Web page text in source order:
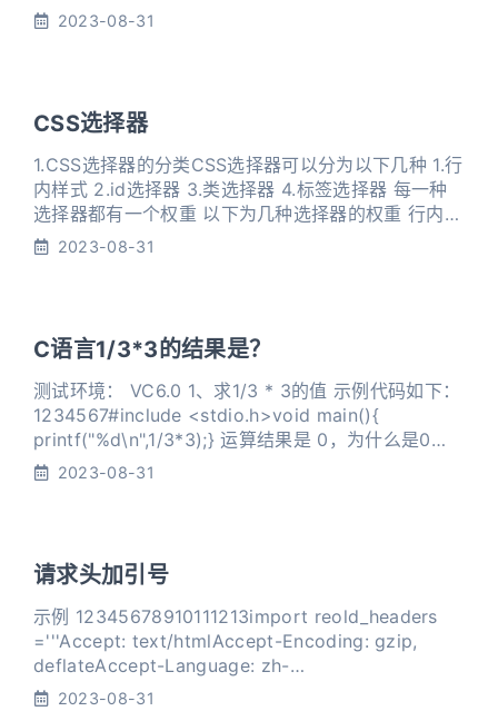
function Person(name, age){ let obj = {}
2023-08-31
CSS选择器
1.CSS选择器的分类CSS选择器可以分为以下几种 1.行
内样式 2.id选择器 3.类选择器 4.标签选择器 每一种
选择器都有一个权重 以下为几种选择器的权重 行内选
择器（1 0 0 0） id选择器 （0 1 0 0） 类选择器 （0
2023-08-31
C语言1/3*3的结果是？
测试环境： VC6.0 1、求1/3 * 3的值 示例代码如下：
1234567#include <stdio.h>void main(){
printf("%d\n",1/3*3);} 运算结果是 0，为什么是0
呢？ 1/3*3 表达式 先计算1/3，两边都是整型，其结
2023-08-31
请求头加引号
示例 12345678910111213import reold_headers
='''Accept: text/htmlAccept-Encoding: gzip,
deflateAccept-Language: zh-
CN,zh;q=0.9,en;q=0.8'''pattern = '^(.*?):[\s]*
2023-08-31